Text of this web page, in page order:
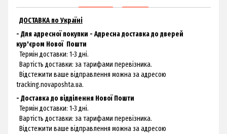
ДОСТАВКА по Україні
- Для адресної покупки - Адресна доставка до дверей
кур'єром Нової Пошти
Термін доставки: 1-3 дні.
Вартість доставки: за тарифами перевізника.
Відстежити ваше відправлення можна за адресою
tracking.novaposhta.ua.
- Доставка до відділення Нової Пошти
Термін доставки: 1-3 дні.
Вартість доставки: за тарифами перевізника.
Відстежити ваше відправлення можна за адресою